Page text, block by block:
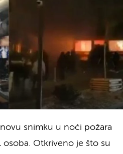
snimku u noći požara
Otkriveno je što su